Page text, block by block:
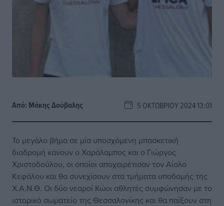
Από: Μάκης Δούβαλης 5 ΟΚΤΩΒΡΊΟΥ 2024 13:01
Το μεγάλο βήμα σε μία υποσχόμενη μπασκετική
διαδρομή κάνουν ο Χαράλαμπος και ο Γιώργος
Χριστοδούλου, οι οποίοι αποχαιρέτισαν τον Αίολο
Κεφάλου και θα συνεχίσουν στα τμήματα υποδομής της
Χ.Α.Ν.Θ. Οι δύο νεαροί Κώοι αθλητές συμφώνησαν με το
ιστορικό σωματείο της Θεσσαλονίκης και θα παίξουν στη